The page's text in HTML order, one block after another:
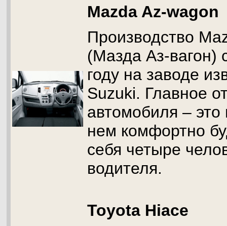
Mazda Az-wagon
Производство
(Мазда Аз-вагон)
году на заводе
Suzuki. Главное
автомобиля – это
нем комфортно
себя четыре
водителя.
Toyota Hiace